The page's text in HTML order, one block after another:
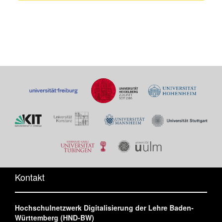
Kontakt
Hochschulnetzwerk Digitalisierung der Lehre Baden-
Württemberg (HND-BW)